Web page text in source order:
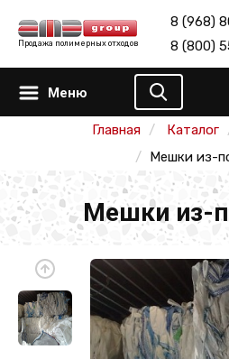
Продажа полимерных отходов
8 (968)
8 (800)
Меню
Главная Каталог
Мешки из-
Мешки из-